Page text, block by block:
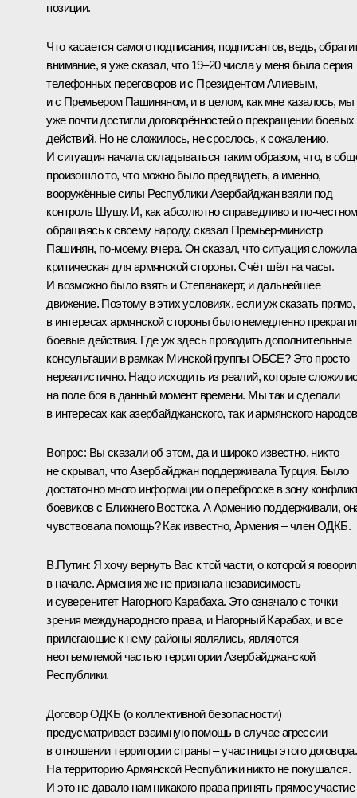
позиции.
Что касается самого подписания, подписантов, ведь,
внимание, я уже сказал, что 19–20 числа у меня была серия
телефонных переговоров и с Президентом Алиевым,
и с Премьером Пашиняном, и в целом, как мне казалось, мы
уже почти достигли договорённостей о прекращении боевых
действий. Но не сложилось, не срослось, к сожалению.
И ситуация начала складываться таким образом, что, в
произошло то, что можно было предвидеть, а именно,
вооружённые силы Республики Азербайджан взяли под
контроль Шушу. И, как абсолютно справедливо и по-
обращаясь к своему народу, сказал Премьер-министр
Пашинян, по-моему, вчера. Он сказал, что ситуация
критическая для армянской стороны. Счёт шёл на часы.
И возможно было взять и Степанакерт, и дальнейшее
движение. Поэтому в этих условиях, если уж сказать прямо,
в интересах армянской стороны было немедленно
боевые действия. Где уж здесь проводить дополнительные
консультации в рамках Минской группы ОБСЕ? Это просто
нереалистично. Надо исходить из реалий, которые
на поле боя в данный момент времени. Мы так и сделали
в интересах как азербайджанского, так и армянского
Вопрос: Вы сказали об этом, да и широко известно, никто
не скрывал, что Азербайджан поддерживала Турция. Было
достаточно много информации о переброске в зону
боевиков с Ближнего Востока. А Армению поддерживали,
чувствовала помощь? Как известно, Армения – член ОДКБ.
В.Путин: Я хочу вернуть Вас к той части, о которой я говорил
в начале. Армения же не признала независимость
и суверенитет Нагорного Карабаха. Это означало с точки
зрения международного права, и Нагорный Карабах, и все
прилегающие к нему районы являлись, являются
неотъемлемой частью территории Азербайджанской
Республики.
Договор ОДКБ (о коллективной безопасности)
предусматривает взаимную помощь в случае агрессии
в отношении территории страны – участницы этого договора.
На территорию Армянской Республики никто не покушался.
И это не давало нам никакого права принять прямое участие